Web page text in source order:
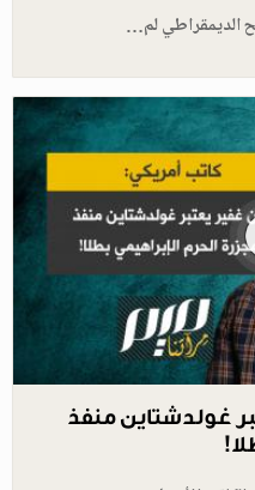
الديمقراطي لم…
غولدشتاين منفذ